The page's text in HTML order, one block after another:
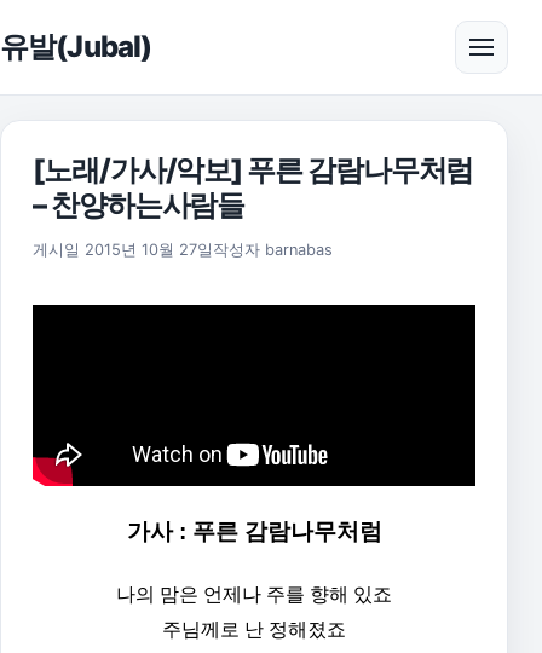
유발(Jubal) 메뉴
[노래/가사/악보] 푸른 감람나무처럼
– 찬양하는사람들
게시일 2015년 10월 27일 2025년 11월 18일
작성자 barnabas
가사 : 푸른 감람나무처럼
나의 맘은 언제나 주를 향해 있죠
주님께로 난 정해졌죠